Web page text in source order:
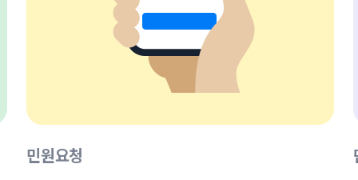
민원요청